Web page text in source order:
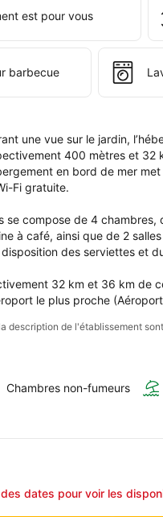
votre
compte.
est pour vous
barbecue
une vue sur le jardin,
400 mètres et 32
en bord de mer
Fi gratuite.
se compose de 4
à café, ainsi que de 2
des serviettes et
32 km et 36 km de
le plus proche
description de l'établissement
Chambres non-fumeurs
dates pour voir les